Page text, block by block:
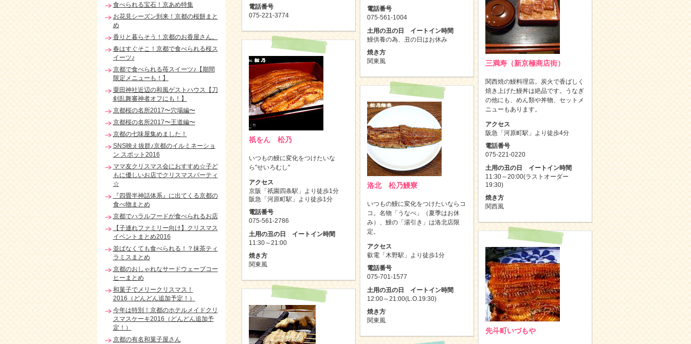
電話番号
075-221-3774
電話番号
075-561-1004
土用の丑の日 イートイン時間
鰻供養の為、丑の日はお休み
焼き方
関東風
三満寿（新京極商店街）
関西焼の鰻料理店。炭火で香ばしく
焼き上げた鰻丼は絶品です。うなぎ
の他にも、めん類や丼物、セットメ
ニューもあります。
アクセス
阪急「河原町駅」より徒歩4分
電話番号
075-221-0220
土用の丑の日 イートイン時間
11:30～20:00(ラストオーダー
19:30)
焼き方
関西風
祇をん 松乃
いつもの鰻に変化をつけたいな
ら"せいろむし"
アクセス
京阪「祇園四条駅」より徒歩1分
阪急「河原町駅」より徒歩1分
電話番号
075-561-2786
土用の丑の日 イートイン時間
11:30～21:00
焼き方
関東風
洛北 松乃鰻寮
いつもの鰻に変化をつけたいならコ
コ。名物「うなべ」（夏季はお休
み）、鰻の「湯引き」は洛北店限
定。
アクセス
叡電「木野駅」より徒歩1分
電話番号
075-701-1577
土用の丑の日 イートイン時間
12:00～21:00(L.O.19:30)
焼き方
関東風
先斗町いづもや
食べられる宝石！京あめ特集
お花見シーズン到来！京都の桜餅まと
め
香りと暮らそう！京都のお香屋さん。
春はすぐそこ！京都で食べられる桜ス
イーツ♪
京都で食べられる苺スイーツ♪【期間
限定メニューも！】
粟田神社近辺の和風ゲストハウス【刀
剣乱舞審神者オフにも！】
京都桜の名所2017〜穴場編〜
京都桜の名所2017〜王道編〜
京都の七味屋集めました！
SNS映え抜群♪京都のイルミネーショ
ン スポット2016
ママ友クリスマス会におすすめ☆子ど
もに優しいお店でクリスマスパーティ
☆
『四畳半神話体系』に出てくる京都の
食べ物まとめ
京都でハラルフードが食べられるお店
【子連れファミリー向け】クリスマス
イベントまとめ2016
並ばなくても食べられる！？抹茶ティ
ラミスまとめ
京都のおしゃれなサードウェーブコー
ヒーまとめ
和菓子でメリークリスマス！
2016（どんどん追加予定！）
今年は特別！京都のホテルメイドクリ
スマスケーキ2016（どんどん追加予
定！）
京都の有名和菓子屋さん